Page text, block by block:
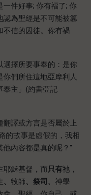
一件好事; 你有福了; 你
認為聖經是不可能被篡
不信的囚徒。你有禍
選擇所要事奉的：是你
們所住這地亞摩利人
奉主」(約書亞記
譯或方言是否屬於上
的故事是虛假的，我相
內容都是真的呢？”
耶穌基督，而只有祂，
、 牧師、祭司、 神學